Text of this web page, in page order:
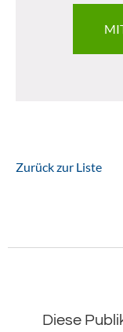
Zurück zur Liste
Diese